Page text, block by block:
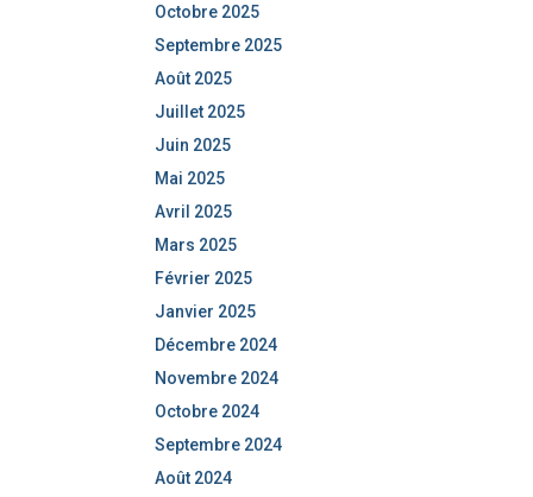
Octobre 2025
Septembre 2025
Août 2025
Juillet 2025
Juin 2025
Mai 2025
Avril 2025
Mars 2025
Février 2025
Janvier 2025
Décembre 2024
Novembre 2024
Octobre 2024
Septembre 2024
Août 2024